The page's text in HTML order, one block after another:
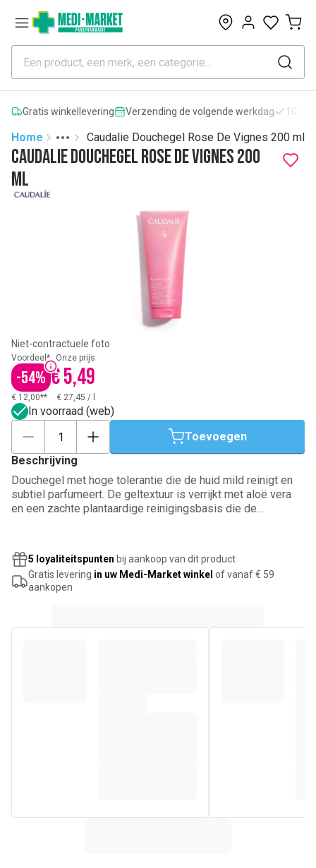
0
Gratis winkellevering Verzending de volgende werkdag
Home
More
Toggle menu
Caudalie Douchegel Rose De Vignes 200 ml
Caudalie Douchegel Rose De Vignes 200
ml
Niet-contractuele foto
Voordeel*
-54%
Onze prijs
€ 5,49
€ 12,00** € 27,45 /
In voorraad (web)
Toevoegen
Beschrijving
Douchegel met hoge tolerantie die de huid mild reinigt en
subtiel parfumeert. De geltextuur is verrijkt met aloë vera
en een zachte plantaardige reinigingsbasis die de
omhullende witte muskus. Geschikt voor elk huidtype en
voor gebruik onder de douche, ’s morgens of ’s avonds.
Bevat 97% ingrediënten van natuurlijke oorsprong.
5 loyaliteitspunten bij aankoop van dit product
Gratis levering in uw Medi-Market winkel of vanaf € 59
aankopen